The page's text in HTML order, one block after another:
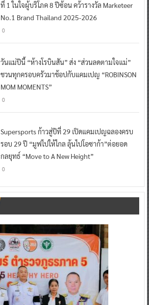
ที่ 1 ในใจผู้บริโภค 8 ปีซ้อน คว้ารางวัล Marketeer
No.1 Brand Thailand 2025-2026
0
วันแม่ปีนี้ “ห้างโรบินสัน” ส่ง “ส่วนลดตามใจแม่”
ชวนทุกครอบครัวมาช้อปกับแคมเปญ “ROBINSON
MOM MOMENTS”
0
Supersports ก้าวสู่ปีที่ 29 เปิดแคมเปญฉลองครบ
รอบ 29 ปี “มูฟไปให้ไกล ลุ้นไปโอซาก้า”ต่อยอด
กลยุทธ์ “Move to A New Height”
0